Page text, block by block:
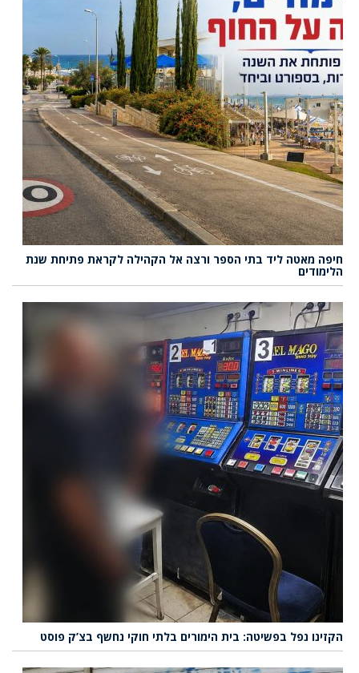
חיפה מאטה ליד בתי הספר ורצה אל הקהילה לקראת פתיחת שנת
הלימודים
הקזינו נפל בפשיטה: בית הימורים בלתי חוקי נחשף בצ’ק פוסט